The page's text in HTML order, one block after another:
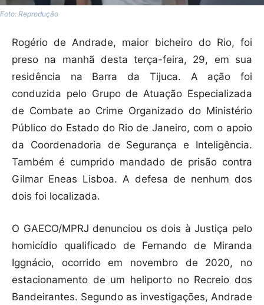
Foto: Reprodução
Rogério de Andrade, maior bicheiro do Rio, foi
preso na manhã desta terça-feira, 29, em sua
residência na Barra da Tijuca. A ação foi
conduzida pelo Grupo de Atuação Especializada
de Combate ao Crime Organizado do Ministério
Público do Estado do Rio de Janeiro, com o apoio
da Coordenadoria de Segurança e Inteligência.
Também é cumprido mandado de prisão contra
Gilmar Eneas Lisboa. A defesa de nenhum dos
dois foi localizada.
O GAECO/MPRJ denunciou os dois à Justiça pelo
homicídio qualificado de Fernando de Miranda
Iggnácio, ocorrido em novembro de 2020, no
estacionamento de um heliporto no Recreio dos
Bandeirantes. Segundo as investigações, Andrade